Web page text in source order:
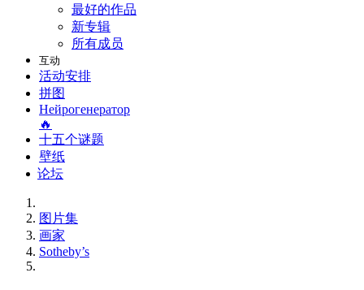
最好的作品
新专辑
所有成员
互动
活动安排
拼图
Нейрогенератор
🔥
十五个谜题
壁纸
论坛
图片集
画家
Sotheby’s